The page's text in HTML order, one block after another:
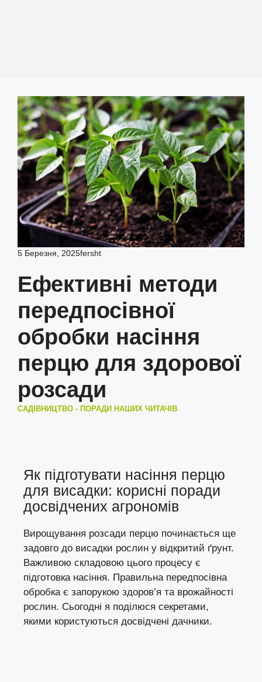
5 Березня, 2025fersht
Ефективні методи
передпосівної
обробки насіння
перцю для здорової
розсади
САДІВНИЦТВО - ПОРАДИ НАШИХ ЧИТАЧІВ
Як підготувати насіння перцю
для висадки: корисні поради
досвідчених агрономів
Вирощування розсади перцю починається ще
задовго до висадки рослин у відкритий ґрунт.
Важливою складовою цього процесу є
підготовка насіння. Правильна передпосівна
обробка є запорукою здоров’я та врожайності
рослин. Сьогодні я поділюся секретами,
якими користуються досвідчені дачники.